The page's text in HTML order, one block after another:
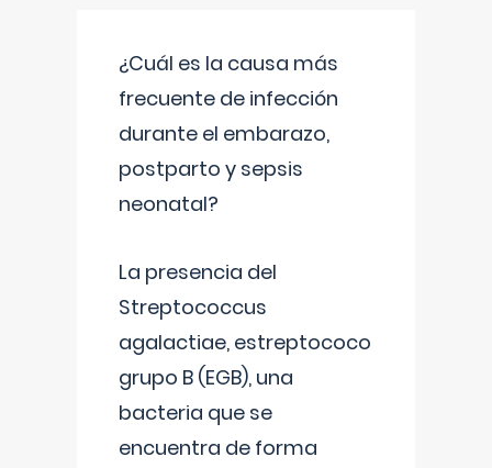
¿Cuál es la causa más
frecuente de infección
durante el embarazo,
postparto y sepsis
neonatal?
La presencia del
Streptococcus
agalactiae, estreptococo
grupo B (EGB), una
bacteria que se
encuentra de forma